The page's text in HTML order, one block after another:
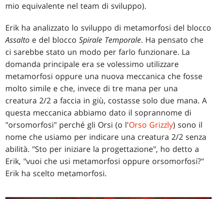
mio equivalente nel team di sviluppo).
Erik ha analizzato lo sviluppo di metamorfosi del blocco
Assalto e del bloccoSpirale Temporale. Ha pensato che
ci sarebbe stato un modo per farlo funzionare. La
domanda principale era se volessimo utilizzare
metamorfosi oppure una nuova meccanica che fosse
molto simile e che, invece di tre mana per una
creatura 2/2 a faccia in giù, costasse solo due mana. A
questa meccanica abbiamo dato il soprannome di
"orsomorfosi" perché gli Orsi (o l'Orso Grizzly) sono il
nome che usiamo per indicare una creatura 2/2 senza
abilità. "Sto per iniziare la progettazione", ho detto a
Erik, "vuoi che usi metamorfosi oppure orsomorfosi?"
Erik ha scelto metamorfosi.